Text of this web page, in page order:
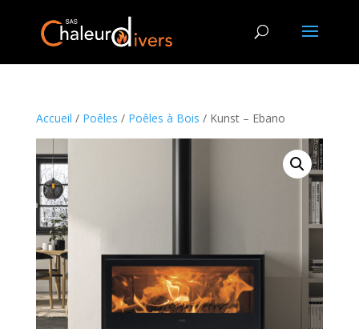
Accueil / Poêles / Poêles à Bois / Kunst – Ebano